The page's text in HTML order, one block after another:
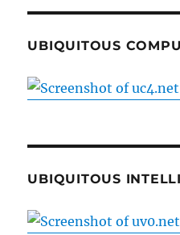
UBIQUITOUS
UBIQUITOUS